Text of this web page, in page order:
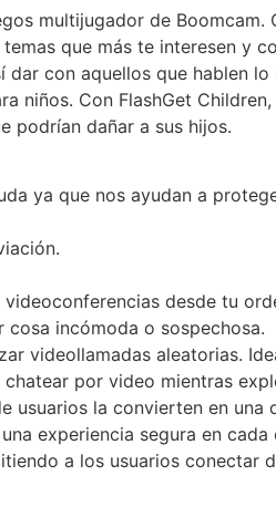
multijugador de Boomcam.
que más te interesen y
con aquellos que hablen
niños. Con FlashGet
podrían dañar a sus hijos.
ya que nos ayudan a
desde tu
incómoda o sospechosa.
videollamadas aleatorias.
por video mientras
usuarios la convierten en una
experiencia segura en cada
a los usuarios conectar